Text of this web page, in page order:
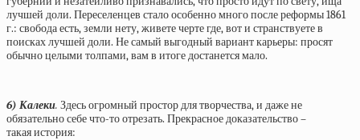
лучшей доли. Переселенцев стало особенно много после реформы 1861
г.: свобода есть, земли нету, живете черте где, вот и странствуете в
поисках лучшей доли. Не самый выгодный вариант карьеры: просят
обычно целыми толпами, вам в итоге достанется мало.
6) Калеки. Здесь огромный простор для творчества, и даже не
обязательно себе что-то отрезать. Прекрасное доказательство –
такаяистория: